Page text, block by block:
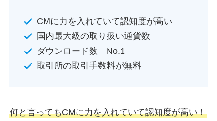
CMに力を入れていて認知度が高い
国内最大級の取り扱い通貨数
ダウンロード数 No.1
取引所の取引手数料が無料
何と言ってもCMに力を入れていて認知度が高い！